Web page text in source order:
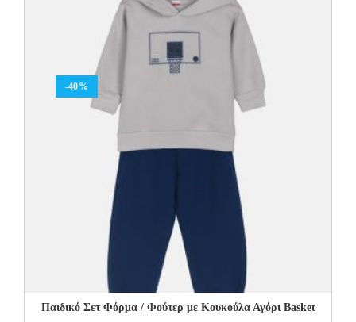
-40%
Παιδικό Σετ Φόρμα / Φούτερ με Κουκούλα Αγόρι Basket